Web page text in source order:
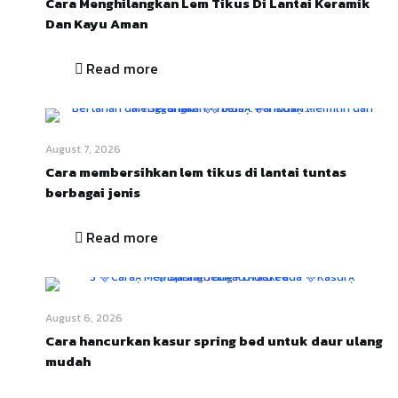
Dan Kayu Aman
Read more
August 7, 2026
Cara membersihkan lem tikus di lantai tuntas
berbagai jenis
Read more
August 6, 2026
Cara hancurkan kasur spring bed untuk daur ulang
mudah